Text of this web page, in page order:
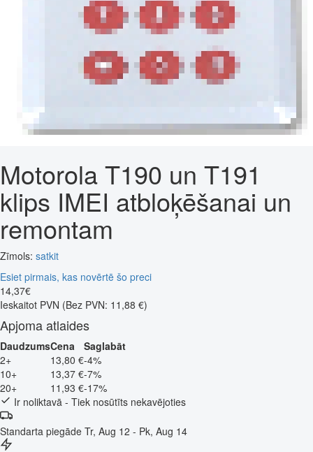
Motorola T190 un T191
klips IMEI atbloķēšanai un
remontam
Zīmols: satkit
Esiet pirmais, kas novērtē šo preci
14,37€
Ieskaitot PVN (Bez PVN: 11,88 €)
Apjoma atlaides
DaudzumsCena
Saglabāt
2+
13,80 €-4%
10+
13,37 €-7%
20+
11,93 €-17%
Ir noliktavā - Tiek nosūtīts nekavējoties
Standarta piegāde Tr, Aug 12 - Pk, Aug 14